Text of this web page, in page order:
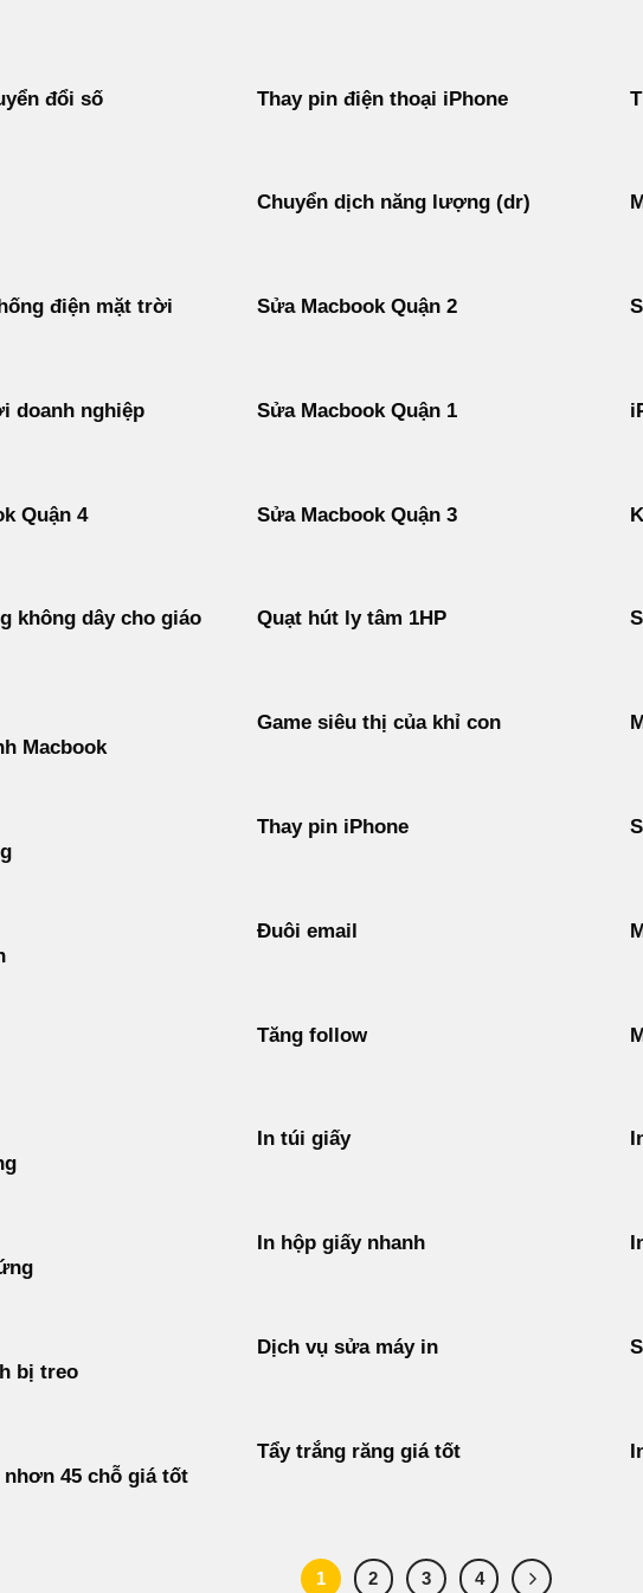
đổi số Thay pin điện thoại iPhone
Chuyển dịch năng lượng (dr)
điện mặt trời Sửa Macbook Quận 2
doanh nghiệp Sửa Macbook Quận 1
Quận 4 Sửa Macbook Quận 3
không dây cho giáo
Quạt hút ly tâm 1HP
Game siêu thị của khỉ con
Macbook
Thay pin iPhone
Đuôi email
Tăng follow
In túi giấy
In hộp giấy nhanh
Dịch vụ sửa máy in
bị treo
Tẩy trắng răng giá tốt
nhơn 45 chỗ giá tốt
1 2 3 4